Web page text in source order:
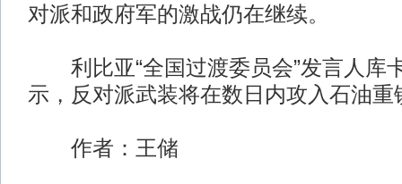
对派和政府军的激战仍在继续。
利比亚“全国过渡委员会”发言人库
示，反对派武装将在数日内攻入石油重
作者：王储